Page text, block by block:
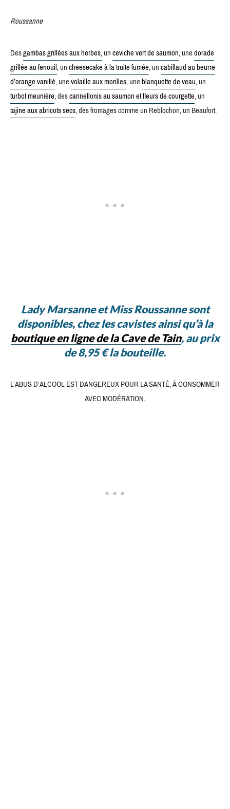
Roussanne
Desgambas grillées aux herbes,unceviche vert de saumon, unedorade
grillée au fenouil, uncheesecake à la truite fumée, uncabillaud au beurre
d’orange vanillé, unevolaille aux morilles, uneblanquette de veau, un
turbot meunière, descannellonis au saumon et fleurs de courgette, un
tajine aux abricots secs, des fromages comme un Reblochon, un Beaufort.
Lady Marsanne et Miss Roussanne sont
disponibles, chez les cavistes ainsi qu’à la
boutique en ligne de la Cave de Tain, au prix
de 8,95 € la bouteille.
L’ABUS D’ALCOOL EST DANGEREUX POUR LA SANTÉ, À CONSOMMER
AVEC MODÉRATION.